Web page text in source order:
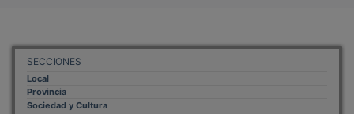
SECCIONES
Local
Provincia
Sociedad y Cultura
Región